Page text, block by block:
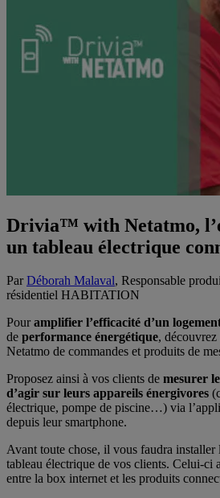
Drivia™ with Netatmo,
un tableau électrique
ParDéborah Malaval, Responsable
résidentiel HABITATION
Pouramplifier l’efficacité d’un
de performance énergétique,
Netatmo de commandes et produits de
Proposez ainsi à vos clients de mesurer
d’agir sur leurs appareils énergivores
électrique, pompe de piscine…) via
depuis leur smartphone.
Avant toute chose, il vous faudra
tableau électrique de vos clients. Celui-ci
entre la box internet et les produits